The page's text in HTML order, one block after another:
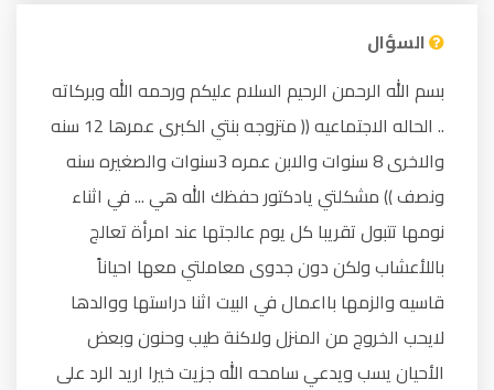
السؤال
بسم الله الرحمن الرحيم السلام عليكم ورحمه الله وبركاته
.. الحاله الاجتماعيه (( متزوجه بنتي الكبرى عمرها 12 سنه
والاخرى 8 سنوات والابن عمره 3سنوات والصغيره سنه
ونصف )) مشكلتي يادكتور حفظك الله هي ... في اثناء
نومها تتبول تقريبا كل يوم عالجتها عند امرأة تعالج
باللأعشاب ولكن دون جدوى معاملتي معها احياناً
قاسيه والزمها بااعمال في البيت اثنا دراستها ووالدها
لايحب الخروج من المنزل ولاكنة طيب وحنون وبعض
الأحيان يسب ويدعي سامحه الله جزيت خيرا اريد الرد على